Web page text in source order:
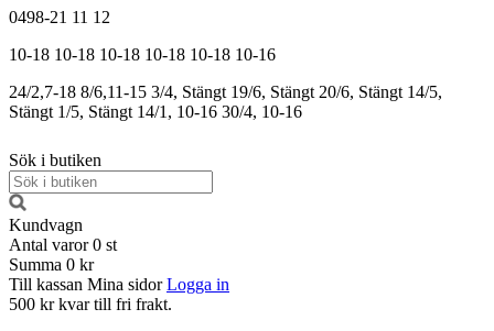
0498-21 11 12
10-18 10-18 10-18 10-18 10-18 10-16
24/2,7-18 8/6,11-15 3/4, Stängt 19/6, Stängt 20/6, Stängt 14/5,
Stängt 1/5, Stängt 14/1, 10-16 30/4, 10-16
Sök i butiken
Kundvagn
Antal varor 0 st
Summa 0 kr
Till kassan Mina sidor Logga in
500 kr kvar till fri frakt.